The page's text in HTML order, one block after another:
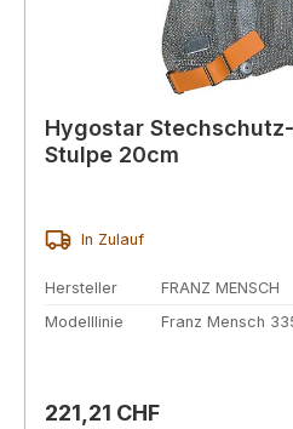
Hygostar
Stulpe 20cm
In Zulauf
Hersteller
FRANZ MENSCH
Modelllinie
Franz Mensch
Regulärer Preis:
221,21 CHF